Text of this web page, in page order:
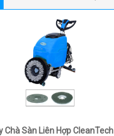
Chà Sàn Liên Hợp CleanTech